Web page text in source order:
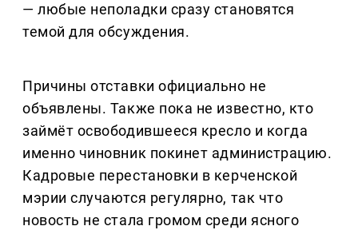
— любые неполадки сразу становятся
темой для обсуждения.
Причины отставки официально не
объявлены. Также пока не известно, кто
займёт освободившееся кресло и когда
именно чиновник покинет администрацию.
Кадровые перестановки в керченской
мэрии случаются регулярно, так что
новость не стала громом среди ясного